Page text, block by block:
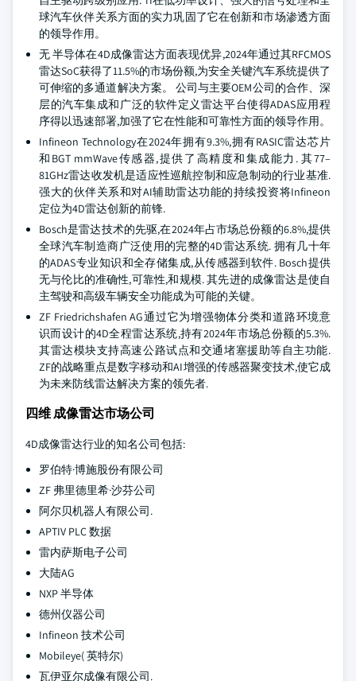
球汽车伙伴关系方面的实力巩固了它在创新和市场渗透方面
的领导作用。
无 半导体在4D成像雷达方面表现优异,2024年通过其RFCMOS
雷达SoC获得了11.5%的市场份额,为安全关键汽车系统提供了
可伸缩的多通道解决方案。 公司与主要OEM公司的合作、深
层的汽车集成和广泛的软件定义雷达平台使得ADAS应用程
序得以迅速部署,加强了它在性能和可靠性方面的领导作用。
Infineon Technology在2024年拥有9.3%,拥有RASIC雷达芯片
和BGT mmWave传感器,提供了高精度和集成能力. 其77–
81GHz雷达收发机是适应性巡航控制和应急制动的行业基准.
强大的伙伴关系和对AI辅助雷达功能的持续投资将Infineon
定位为4D雷达创新的前锋.
Bosch是雷达技术的先驱,在2024年占市场总份额的6.8%,提供
全球汽车制造商广泛使用的完整的4D雷达系统. 拥有几十年
的ADAS专业知识和全存储集成,从传感器到软件. Bosch提供
无与伦比的准确性,可靠性,和规模. 其先进的成像雷达是使自
主驾驶和高级车辆安全功能成为可能的关键。
ZF Friedrichshafen AG通过它为增强物体分类和道路环境意
识而设计的4D全程雷达系统,持有2024年市场总份额的5.3%.
其雷达模块支持高速公路试点和交通堵塞援助等自主功能.
ZF的战略重点是数字移动和AI增强的传感器聚变技术,使它成
为未来防线雷达解决方案的领先者.
四维 成像雷达市场公司
4D成像雷达行业的知名公司包括:
罗伯特·博施股份有限公司
ZF 弗里德里希·沙芬公司
阿尔贝机器人有限公司.
APTIV PLC 数据
雷内萨斯电子公司
大陆AG
NXP 半导体
德州仪器公司
Infineon 技术公司
Mobileye( 英特尔)
瓦伊亚尔成像有限公司.